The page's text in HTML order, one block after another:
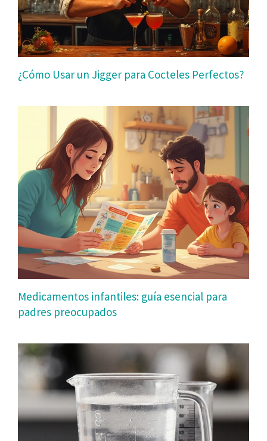
¿Cómo Usar un Jigger para Cocteles Perfectos?
Medicamentos infantiles: guía esencial para
padres preocupados